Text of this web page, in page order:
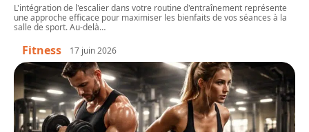
L'intégration de l'escalier dans votre routine d'entraînement représente
une approche efficace pour maximiser les bienfaits de vos séances à la
salle de sport. Au-delà…
Fitness 17 juin 2026